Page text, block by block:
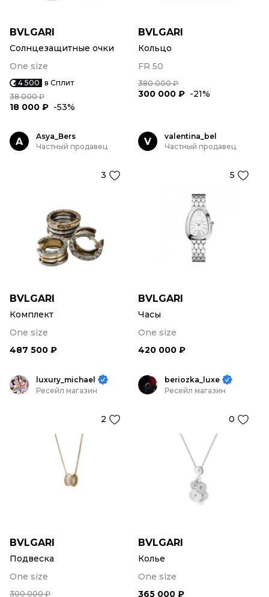
BVLGARI
Солнцезащитные очки
One size
4 500 в Сплит
38 000 ₽
18 000 ₽ -53%
BVLGARI
Кольцо
FR 50
380 000 ₽
300 000 ₽ -21%
A
Asya_Bers
Частный продавец
3
BVLGARI
Комплект
One size
487 500 ₽
V
valentina_bel
Частный продавец
5
BVLGARI
Часы
One size
420 000 ₽
luxury_michael
Ресейл магазин
2
BVLGARI
Подвеска
One size
300 000 ₽
beriozka_luxe
Ресейл магазин
0
BVLGARI
Колье
One size
365 000 ₽